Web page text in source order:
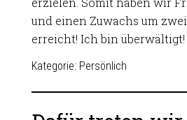
und einen Zuwachs um
erreicht! Ich bin überwältigt!
Kategorie: Persönlich